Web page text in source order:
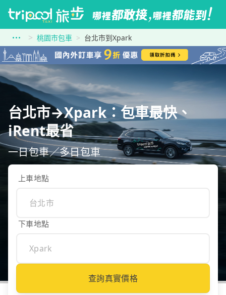
桃園市包車 台北市到Xpark
台北市→Xpark：包車最快、
iRent最省
一日包車／多日包車
上車地點
下車地點
查詢真實價格